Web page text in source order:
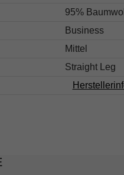
95%
Business
Mittel
Straight Leg